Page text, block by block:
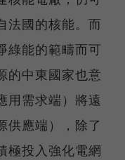
法國的核能。而
綠能的範疇而可
的中東國家也意
用需求端）將遠
供應端），除了
極投入強化電網